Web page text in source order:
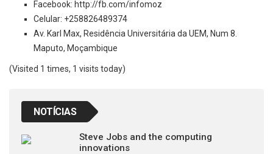
Facebook: http://fb.com/infomoz
Celular: +258826489374
Av. Karl Max, Residência Universitária da UEM, Num 8.
Maputo, Moçambique
(Visited 1 times, 1 visits today)
NOTÍCIAS
Steve Jobs and the computing
innovations